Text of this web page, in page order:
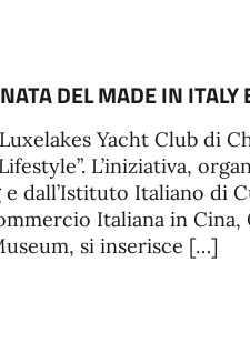
DEL MADE IN
Yacht Club di
L’iniziativa,
e dall’Istituto Italiano di
Italiana in Cina,
si inserisce […]